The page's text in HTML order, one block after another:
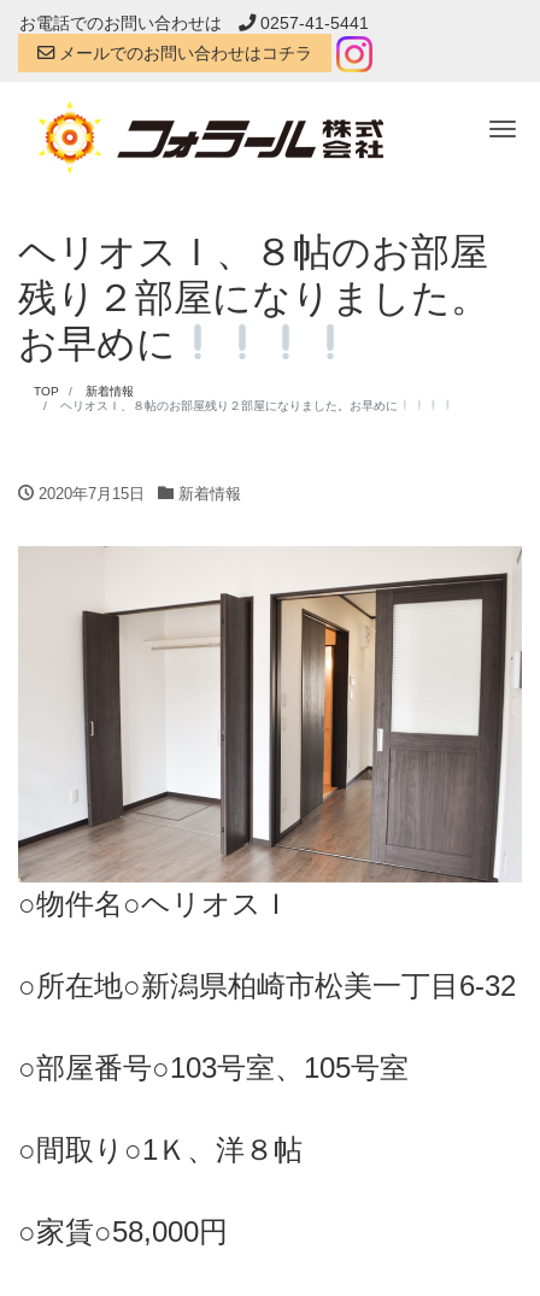
お電話でのお問い合わせは
0257-41-5441
メールでのお問い合わせはコチラ
ヘリオスＩ、８帖のお部屋
残り２部屋になりました。
お早めに
TOP
新着情報
ヘリオスＩ、８帖のお部屋残り２部屋になりました。お早めに
2020年7月15日 新着情報
○物件名○ヘリオスＩ
○所在地○新潟県柏崎市松美一丁目6-32
○部屋番号○103号室、105号室
○間取り○1Ｋ、洋８帖
○家賃○58,000円